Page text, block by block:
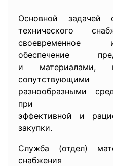
Основной задачей
технического
своевременное
обеспечение
и материалами,
разнообразными
при
эффективной и
закупки.
Служба (отдел)
снабжения